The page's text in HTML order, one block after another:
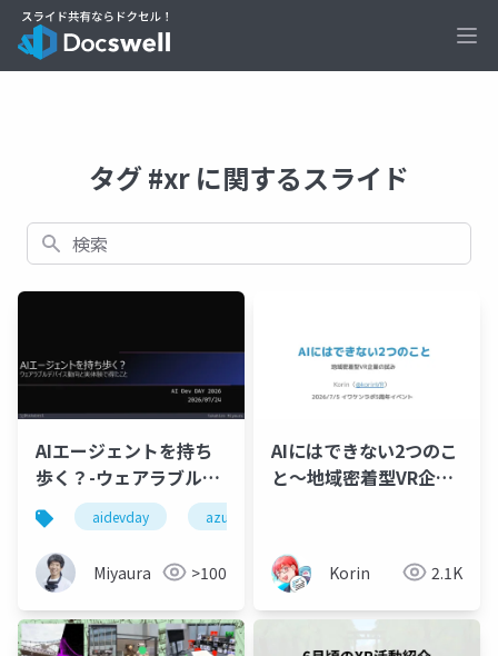
タグ #xr に関するスライド
検索
AIエージェントを持ち
歩く？-ウェアラブルデ
バイス動向と実体験で
得たこと
aidevday azure
Miyaura >100
AIにはできない2つのこ
と〜地域密着型VR企業
Korin 2.1K